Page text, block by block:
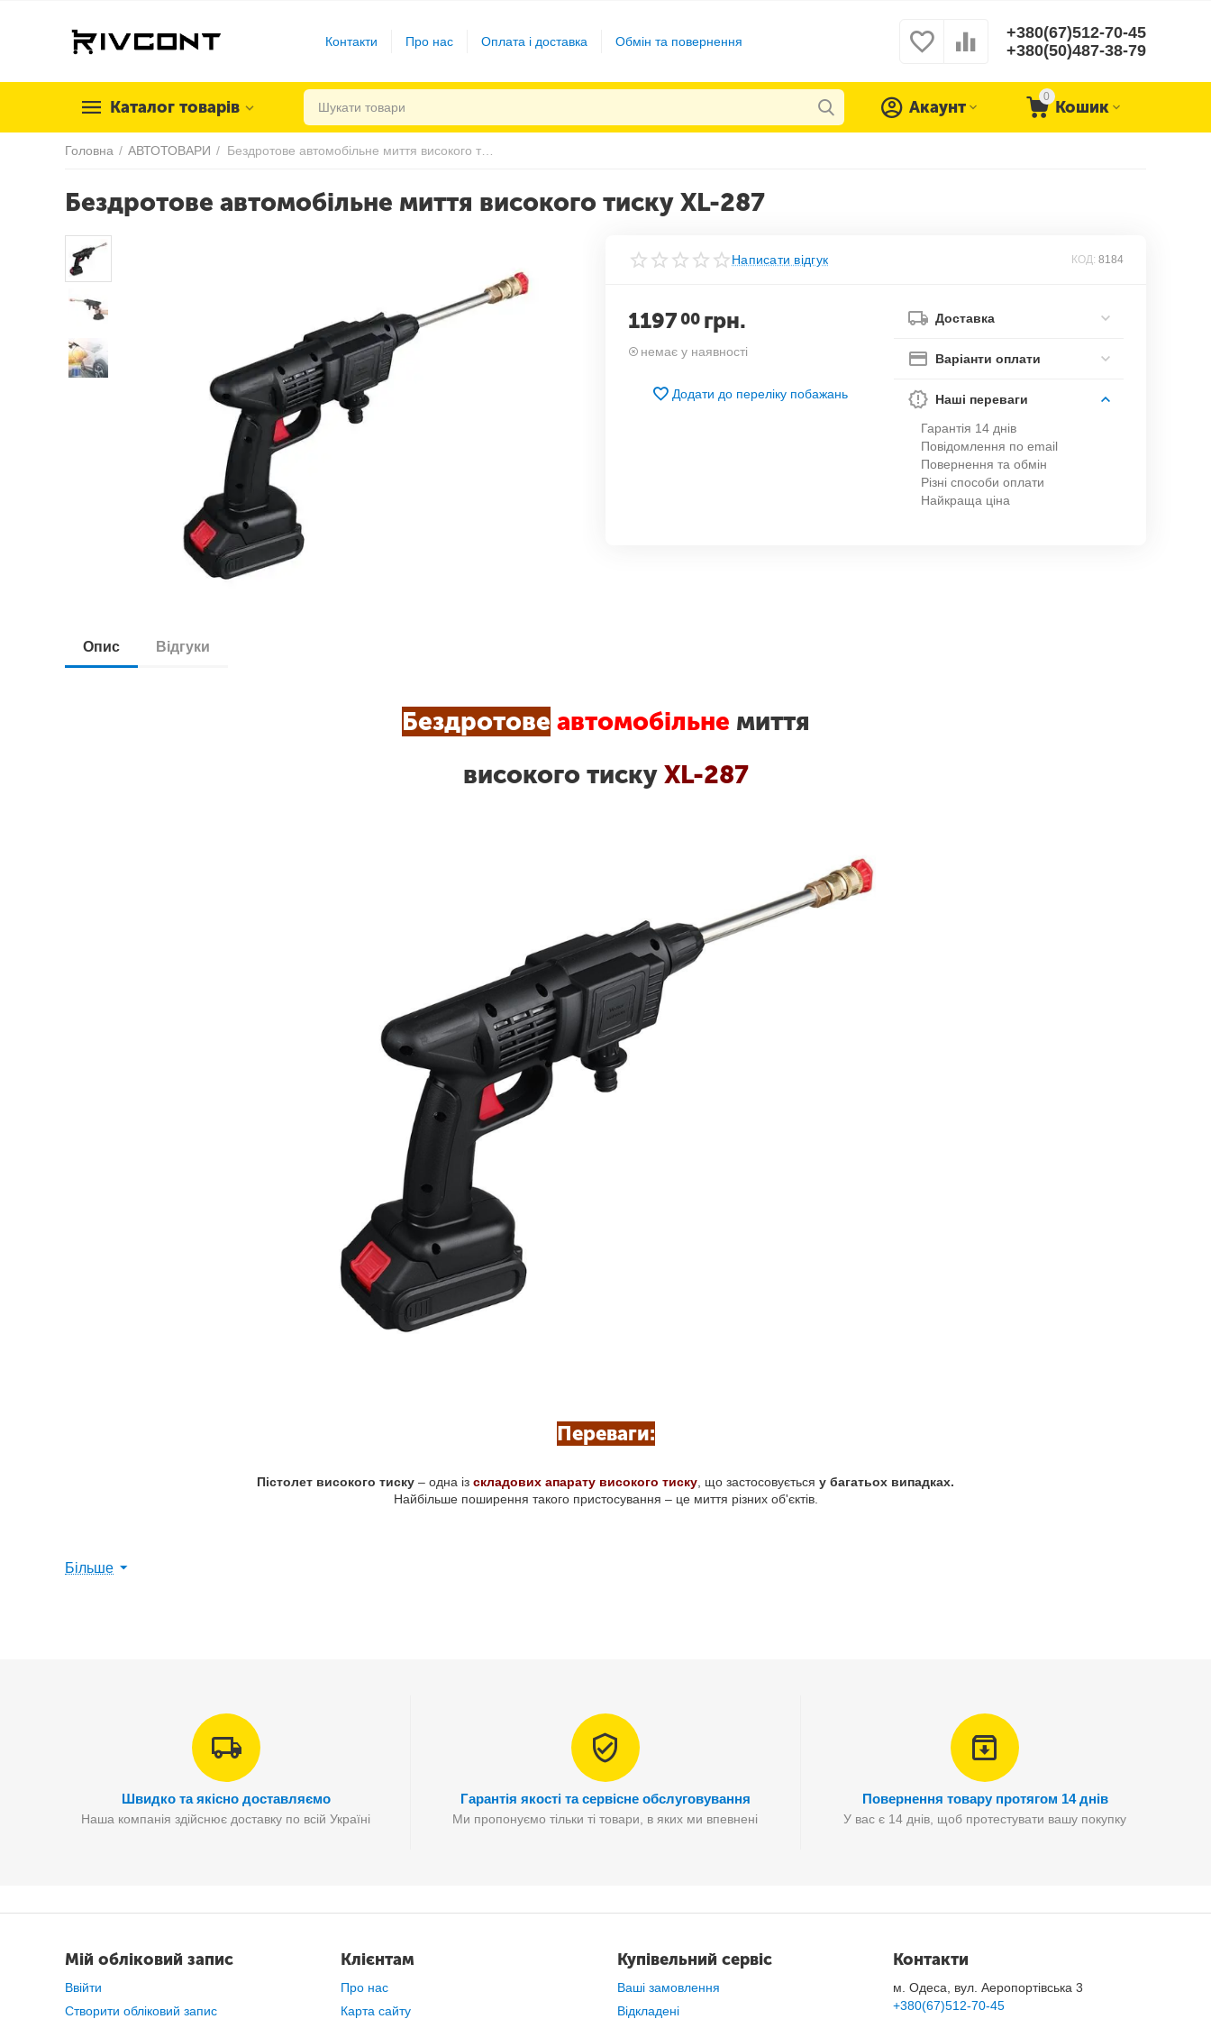
Контакти Про нас Оплата і доставка Обмін та повернення
+380(67)512-70-45
+380(50)487-38-79
Каталог товарів
0
Кошик
Акаунт
Головна / АВТОТОВАРИ /
Бездротове автомобільне миття високого тиску XL-287
Написати відгук КОД: 8184
1197 00 грн.
немає у наявності
Додати до переліку побажань
Доставка
Варіанти оплати
Наші переваги
Гарантія 14 днів
Повідомлення по email
Повернення та обмін
Різні способи оплати
Найкраща ціна
Опис Відгуки
Бездротове автомобільне миття
високого тиску XL-287
Переваги:
Пістолет високого тиску – одна із складових апарату високого тиску , що застосовується у багатьох випадках.
Найбільше поширення такого пристосування – це миття різних об'єктів.
Більше
Швидко та якісно доставляємо
Наша компанія здійснює доставку по всій Україні
Гарантія якості та сервісне обслуговування
Ми пропонуємо тільки ті товари, в яких ми впевнені
Повернення товару протягом 14 днів
У вас є 14 днів, щоб протестувати вашу покупку
Мій обліковий запис
Ввійти
Створити обліковий запис
Клієнтам
Про нас
Карта сайту
Купівельний сервіс
Ваші замовлення
Відкладені
Контакти
м. Одеса, вул. Аеропортівська 3
+380(67)512-70-45